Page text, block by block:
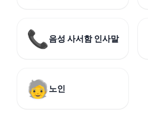
📞 음성 사서함 인사말
🧓 노인